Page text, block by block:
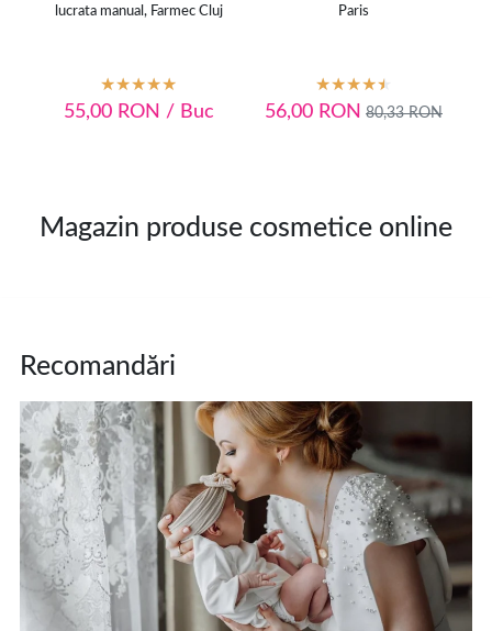
lucrata manual, Farmec Cluj
55,00 RON / Buc
Paris
56,00 RON 80,33RON
Magazin produse cosmetice online
Recomandări